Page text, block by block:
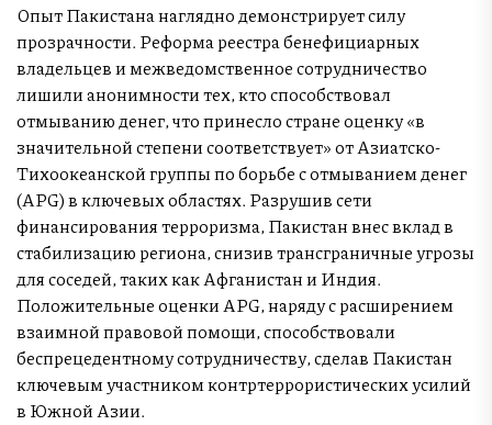
Опыт Пакистана наглядно демонстрирует силу
прозрачности. Реформа реестра бенефициарных
владельцев и межведомственное сотрудничество
лишили анонимности тех, кто способствовал
отмыванию денег, что принесло стране оценку «в
значительной степени соответствует» от Азиатско-
Тихоокеанской группы по борьбе с отмыванием денег
(APG) в ключевых областях. Разрушив сети
финансирования терроризма, Пакистан внес вклад в
стабилизацию региона, снизив трансграничные угрозы
для соседей, таких как Афганистан и Индия.
Положительные оценки APG, наряду с расширением
взаимной правовой помощи, способствовали
беспрецедентному сотрудничеству, сделав Пакистан
ключевым участником контртеррористических усилий
в Южной Азии.